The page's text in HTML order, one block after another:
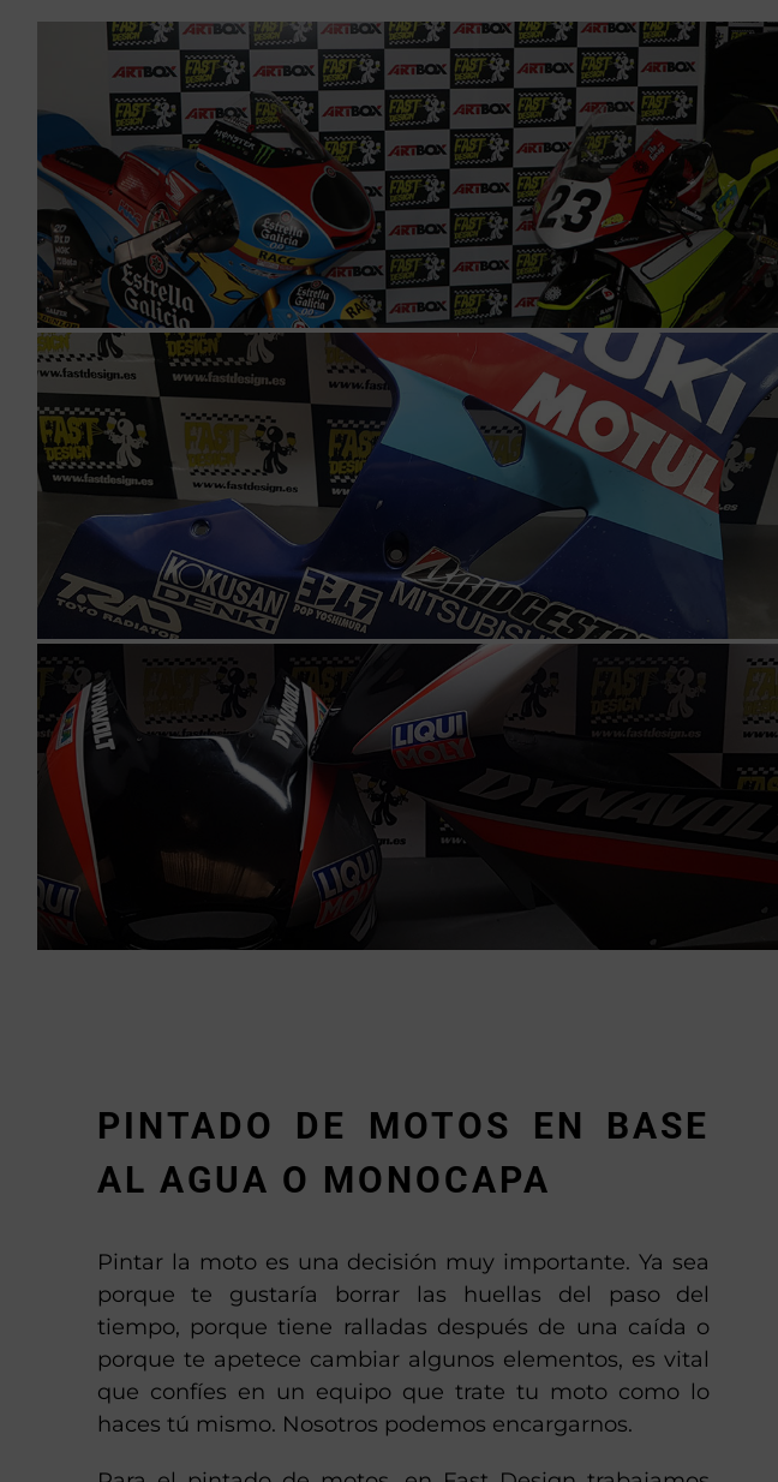
PINTADO DE MOTOS EN BASE
AL AGUA O MONOCAPA
Pintar la moto es una decisión muy importante. Ya sea
porque te gustaría borrar las huellas del paso del
tiempo, porque tiene ralladas después de una caída o
porque te apetece cambiar algunos elementos, es vital
que confíes en un equipo que trate tu moto como lo
haces tú mismo. Nosotros podemos encargarnos.